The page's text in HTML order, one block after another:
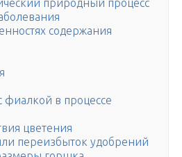
природный процесс
содержания
фиалкой в процессе
цветения
переизбыток удобрений